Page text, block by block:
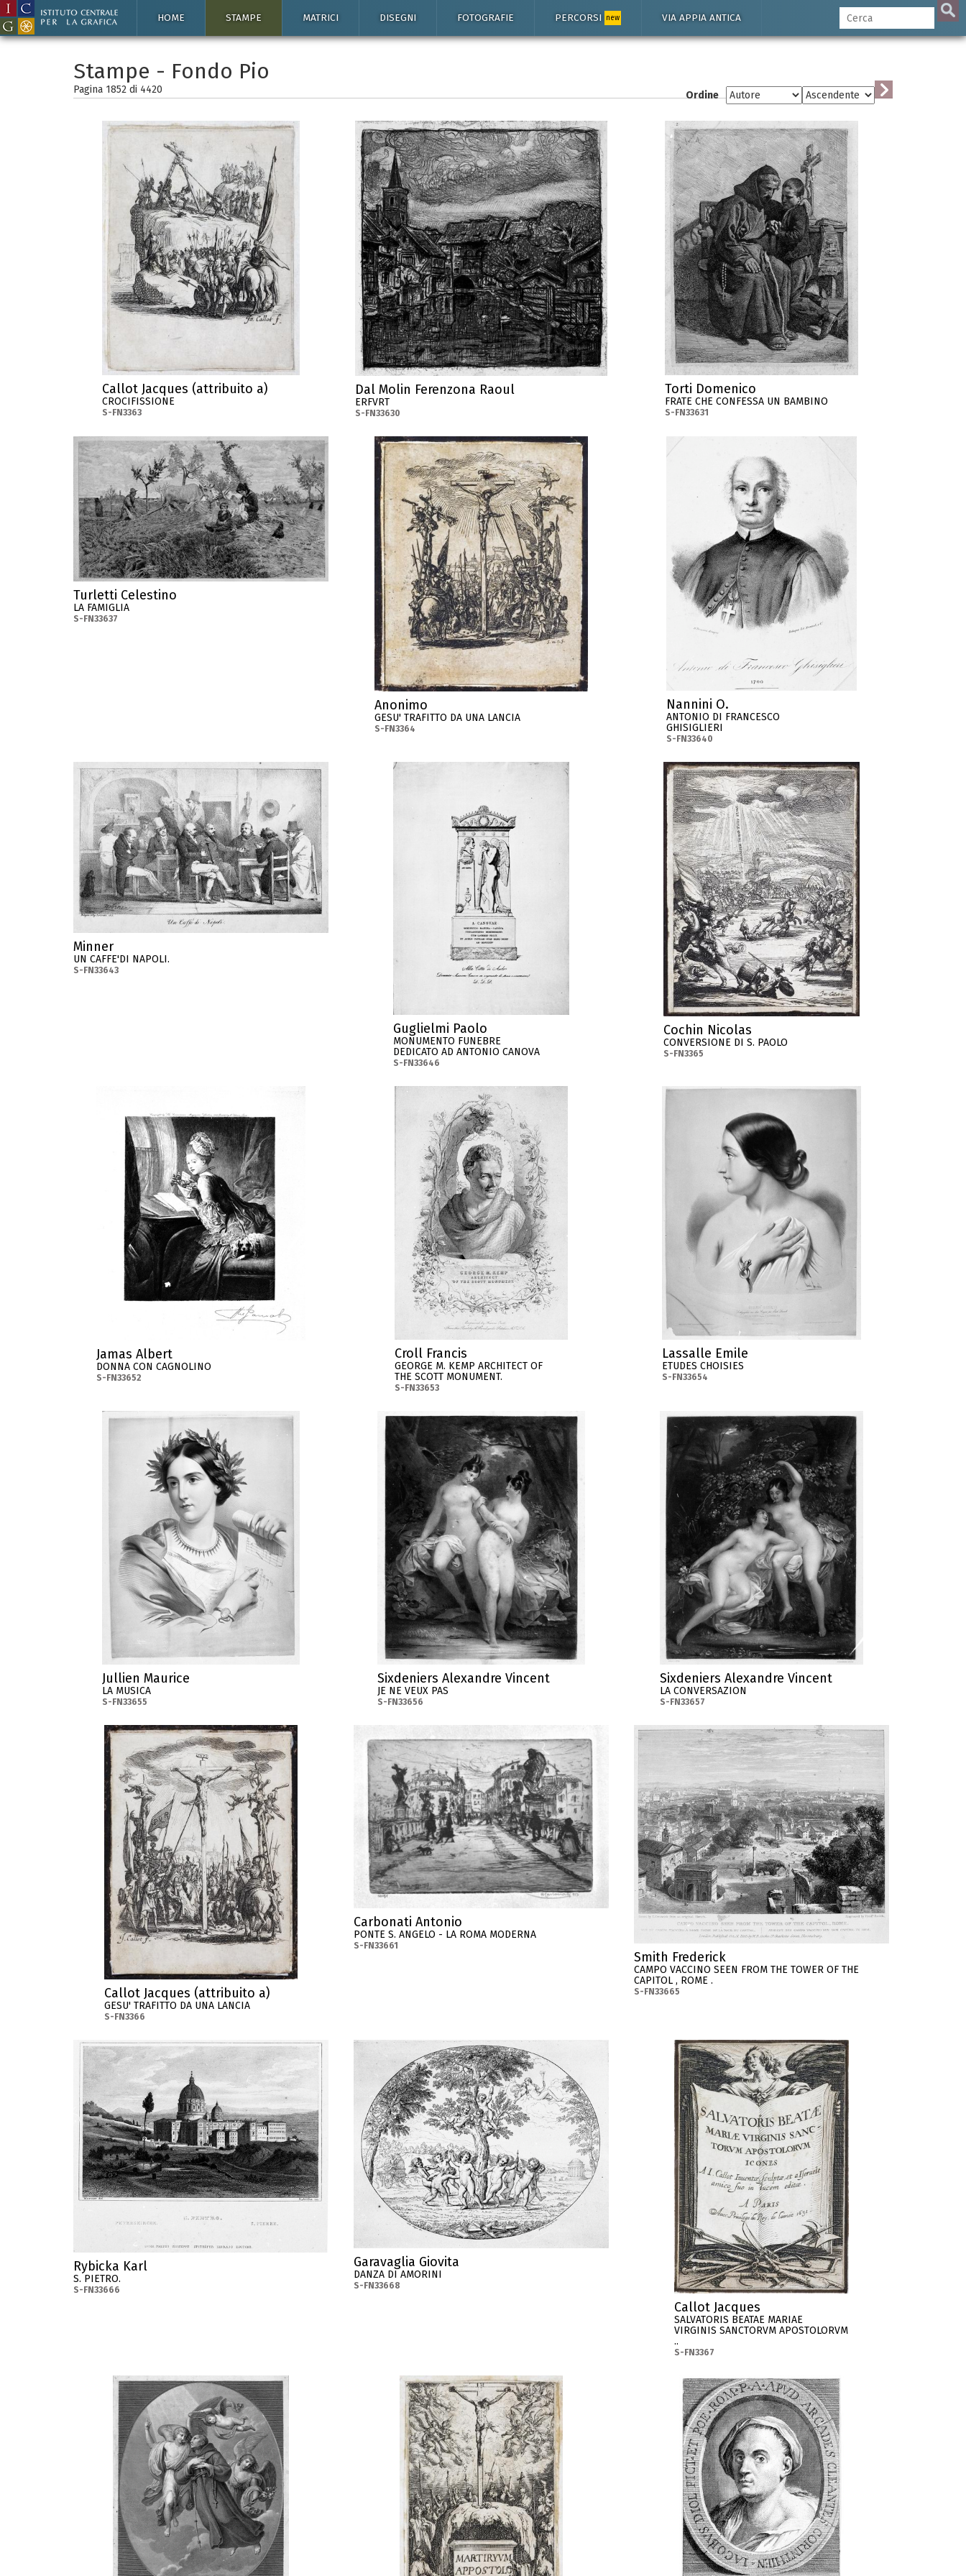
HOME STAMPE MATRICI DISEGNI FOTOGRAFIE PERCORSI new VIA APPIA ANTICA
Stampe - Fondo Pio
Pagina 1852 di 4420 Ordine
Callot Jacques (attribuito a)
CROCIFISSIONE
S-FN3363
Dal Molin Ferenzona Raoul
ERFVRT
S-FN33630
Torti Domenico
FRATE CHE CONFESSA UN BAMBINO
S-FN33631
Turletti Celestino
LA FAMIGLIA
S-FN33637
Anonimo
GESU' TRAFITTO DA UNA LANCIA
S-FN3364
Nannini O.
ANTONIO DI FRANCESCO
GHISIGLIERI
S-FN33640
Minner
UN CAFFE'DI NAPOLI.
S-FN33643
Guglielmi Paolo
MONUMENTO FUNEBRE
DEDICATO AD ANTONIO CANOVA
S-FN33646
Cochin Nicolas
CONVERSIONE DI S. PAOLO
S-FN3365
Jamas Albert
DONNA CON CAGNOLINO
S-FN33652
Croll Francis
GEORGE M. KEMP ARCHITECT OF
THE SCOTT MONUMENT.
S-FN33653
Lassalle Emile
ETUDES CHOISIES
S-FN33654
Jullien Maurice
LA MUSICA
S-FN33655
Sixdeniers Alexandre Vincent
JE NE VEUX PAS
S-FN33656
Sixdeniers Alexandre Vincent
LA CONVERSAZION
S-FN33657
Callot Jacques (attribuito a)
GESU' TRAFITTO DA UNA LANCIA
S-FN3366
Carbonati Antonio
PONTE S. ANGELO - LA ROMA MODERNA
S-FN33661
Smith Frederick
CAMPO VACCINO SEEN FROM THE TOWER OF THE
CAPITOL , ROME .
S-FN33665
Rybicka Karl
S. PIETRO.
S-FN33666
Garavaglia Giovita
DANZA DI AMORINI
S-FN33668
Callot Jacques
SALVATORIS BEATAE MARIAE
VIRGINIS SANCTORVM APOSTOLORVM
..
S-FN3367